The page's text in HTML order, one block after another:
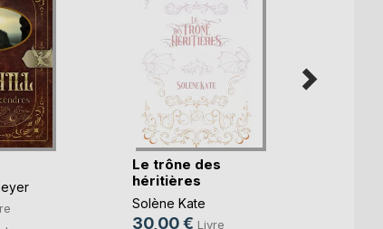
Le trône des
héritières
Solène Kate
30,00 € Livre